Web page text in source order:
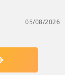
05/08/2026